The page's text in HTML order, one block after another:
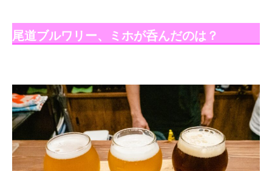
尾道ブルワリー、ミホが呑んだのは？